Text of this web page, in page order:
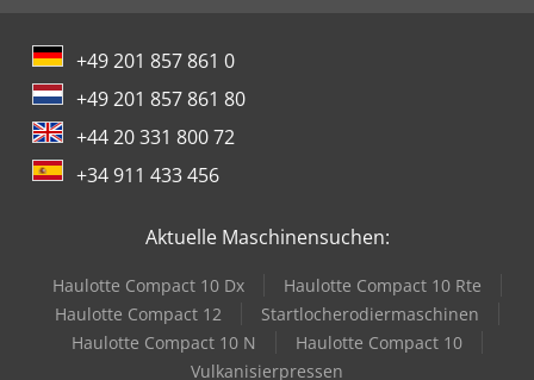
+49 201 857 861 0
+49 201 857 861 80
+44 20 331 800 72
+34 911 433 456
Aktuelle Maschinensuchen:
Haulotte Compact 10 Dx
Haulotte Compact 10 Rte
Haulotte Compact 12
Startlocherodiermaschinen
Haulotte Compact 10 N
Haulotte Compact 10
Vulkanisierpressen